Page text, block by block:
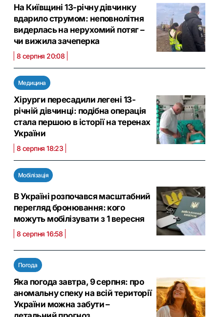
На Київщині 13-річну дівчинку
вдарило струмом: неповнолітня
видерлась на нерухомий потяг –
чи вижила зачеперка
8 серпня 20:08
Медицина
Хірурги пересадили легені 13-
річній дівчинці: подібна операція
стала першою в історії на теренах
України
8 серпня 18:23
Мобілізація
В Україні розпочався масштабний
перегляд бронювання: кого
можуть мобілізувати з 1 вересня
8 серпня 16:58
Погода
Яка погода завтра, 9 серпня: про
аномальну спеку на всій території
України можна забути –